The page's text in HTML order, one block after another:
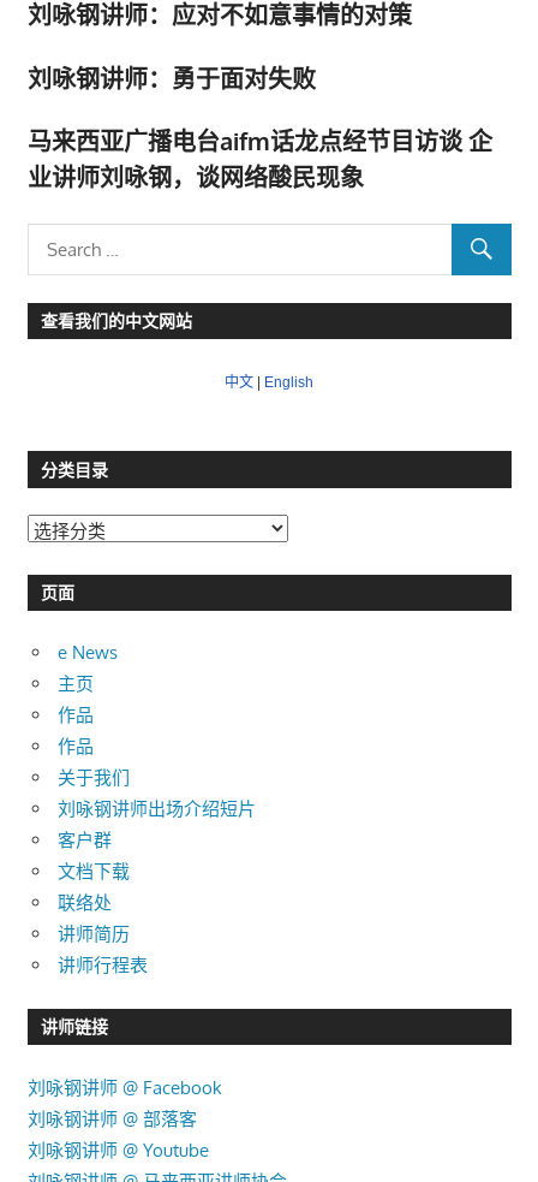
刘咏钢讲师：应对不如意事情的对策
刘咏钢讲师：勇于面对失败
马来西亚广播电台aifm话龙点经节目访谈 企
业讲师刘咏钢，谈网络酸民现象
查看我们的中文网站
中文 English
分类目录
分
目页面
e News
主页
作品
作品
关于我们
刘咏钢讲师出场介绍短片
客户群
文档下载
联络处
讲师简历
讲师行程表
讲师链接
刘咏钢讲师 @ Facebook
刘咏钢讲师 @ 部落客
刘咏钢讲师 @ Youtube